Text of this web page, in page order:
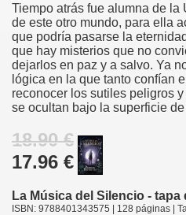
Tiempo atrás fue alumna de la
de este otro mundo, para ella
que podría pasarse la
que hay misterios que no
dejarlos en paz y a salvo. Ya
lógica en la que tanto confían
reconocer los sutiles peligros
se ocultan bajo la superficie
18.90 €
17.96 €
La Música del Silencio - tapa
ISBN: 9788401343575 | 128 páginas |